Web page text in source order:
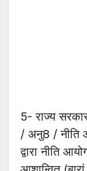
5- राज्य
/ अनु8 / नीति
द्वारा नीति